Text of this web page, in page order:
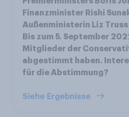
Finanzminister Rishi
Außenministerin Liz
Bis zum 5. September
Mitglieder der
abgestimmt haben.
für die Abstimmung?
Siehe Ergebnisse